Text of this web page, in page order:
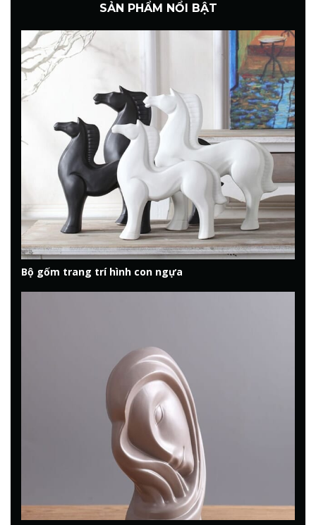
SẢN PHẨM NỔI BẬT
Bộ gốm trang trí hình con ngựa